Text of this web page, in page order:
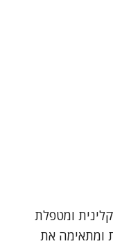
ומטפלת
ומתאימה את